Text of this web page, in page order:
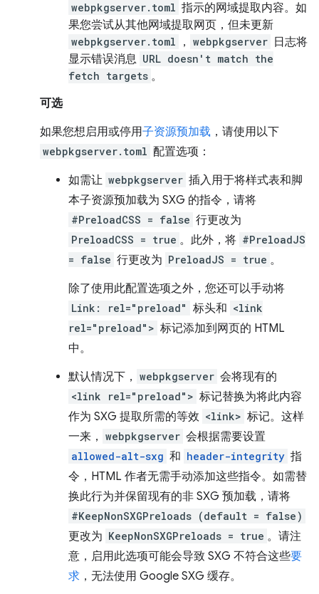
webpkgserver.toml 指示的网域提取内容。如
果您尝试从其他网域提取网页，但未更新
webpkgserver.toml ， webpkgserver 日志将
显示错误消息 URL doesn't match the
fetch targets 。
可选
如果您想启用或停用子资源预加载 ，请使用以下
webpkgserver.toml 配置选项：
如需让 webpkgserver 插入用于将样式表和脚
本子资源预加载为 SXG 的指令，请将
#PreloadCSS = false 行更改为
PreloadCSS = true 。此外，将 #PreloadJS
= false 行更改为 PreloadJS = true 。
除了使用此配置选项之外，您还可以手动将
Link: rel="preload" 标头和 <link
rel="preload"> 标记添加到网页的 HTML
中。
默认情况下， webpkgserver 会将现有的
<link rel="preload"> 标记替换为将此内容
作为 SXG 提取所需的等效 <link> 标记。这样
一来， webpkgserver 会根据需要设置
allowed-alt-sxg 和 header-integrity 指
令，HTML 作者无需手动添加这些指令。如需替
换此行为并保留现有的非 SXG 预加载，请将
#KeepNonSXGPreloads (default = false)
更改为 KeepNonSXGPreloads = true 。请注
意，启用此选项可能会导致 SXG 不符合这些要
求 ，无法使用 Google SXG 缓存。